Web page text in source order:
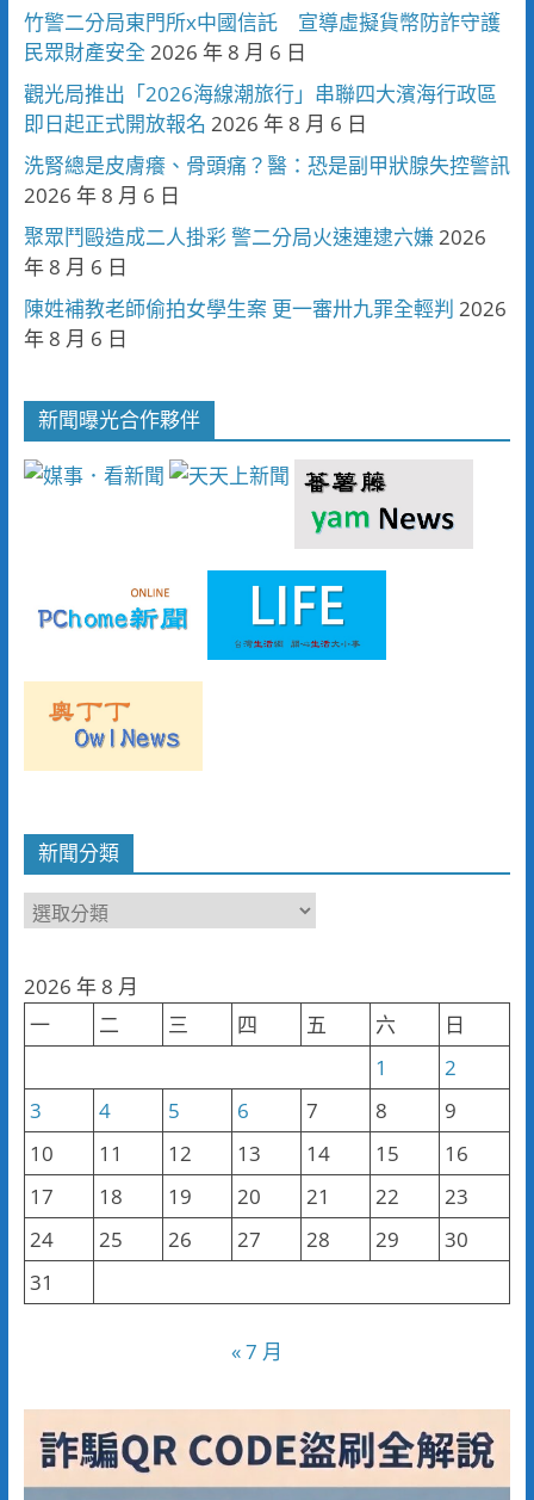
竹警二分局東門所x中國信託 宣導虛擬貨幣防詐守護
民眾財產安全 2026 年 8 月 6 日
觀光局推出「2026海線潮旅行」串聯四大濱海行政區
即日起正式開放報名 2026 年 8 月 6 日
洗腎總是皮膚癢、骨頭痛？醫：恐是副甲狀腺失控警訊
2026 年 8 月 6 日
聚眾鬥毆造成二人掛彩 警二分局火速連逮六嫌2026
年 8 月 6 日
陳姓補教老師偷拍女學生案 更一審卅九罪全輕判 2026
年 8 月 6 日
新聞曝光合作夥伴
新聞分類
新
類
2026 年 8 月
一
二 三 四 五 六
日
1
2
3
4 5 6 7 8
9
10
11 12 13 14 15
16
17
18 19 20 21 22
23
24
25 26 27 28 29
30
31
« 7 月